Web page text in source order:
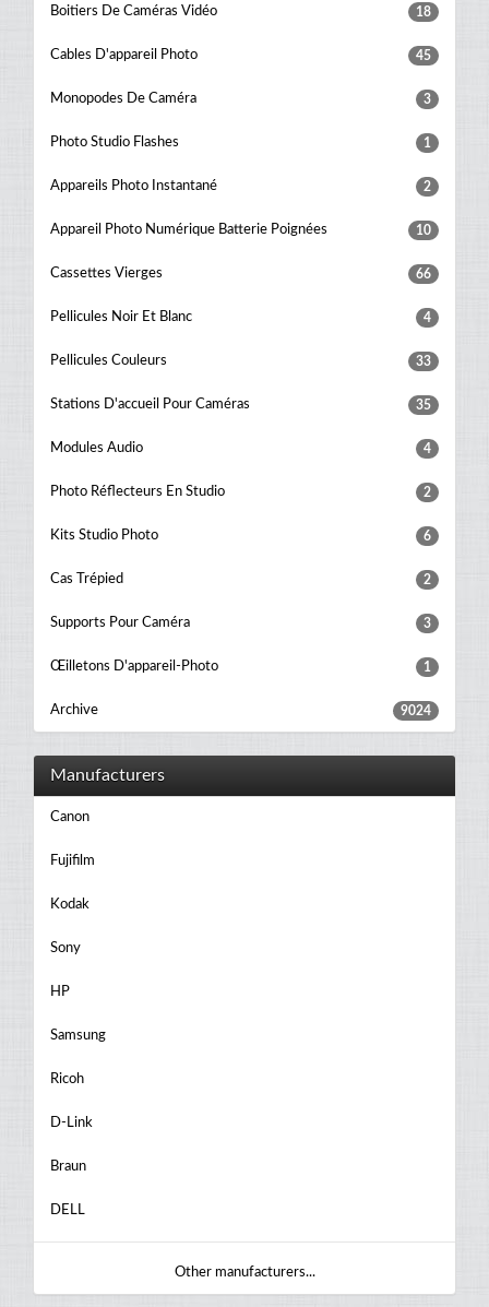
Boitiers De Caméras Vidéo 18
Cables D'appareil Photo 45
Monopodes De Caméra 3
Photo Studio Flashes 1
Appareils Photo Instantané 2
Appareil Photo Numérique Batterie Poignées 10
Cassettes Vierges 66
Pellicules Noir Et Blanc 4
Pellicules Couleurs 33
Stations D'accueil Pour Caméras 35
Modules Audio 4
Photo Réflecteurs En Studio 2
Kits Studio Photo 6
Cas Trépied 2
Supports Pour Caméra 3
Œilletons D'appareil-Photo 1
Archive 9024
Manufacturers
Canon
Fujifilm
Kodak
Sony
HP
Samsung
Ricoh
D-Link
Braun
DELL
Other manufacturers...